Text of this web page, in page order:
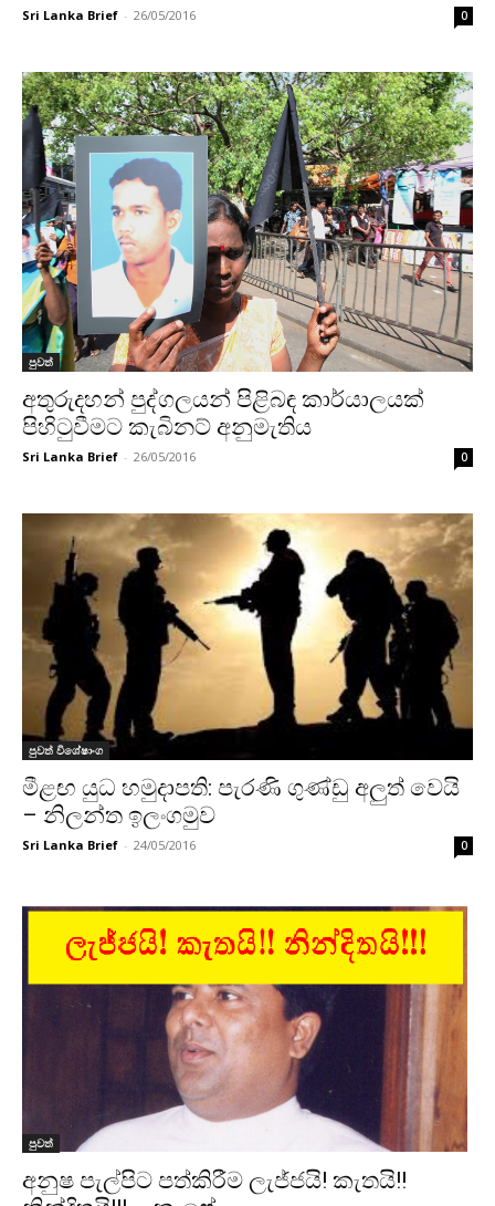
Sri Lanka Brief - 26/05/2016 0
පුවත්
අතුරුදහන් පුද්ගලයන් පිළිබඳ කාර්යාලයක්
පිහිටුවීමට කැබිනට් අනුමැතිය
Sri Lanka Brief - 26/05/2016 0
පුවත් විශේෂාංග
මීළඟ යුධ හමුදාපති: පැරණි ගුණ්ඩු අලුත් වෙයි
– නිලන්ත ඉලංගමුව
Sri Lanka Brief - 24/05/2016 0
පුවත්
අනුෂ පැල්පිට පත්කිරීම ලැජ්ජයි! කැතයි!!